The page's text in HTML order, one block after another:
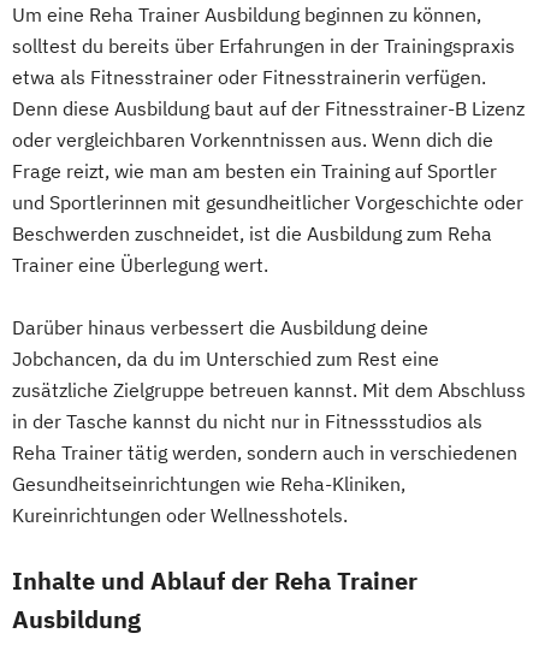
Gesundheitsmanagement
Gesundheitscoach
Heilpraktiker - Vorbereitung auf die
amtsärztliche Überprüfung
Ketogene Ernährung
Kindersport Trainer
Krankheitsbilder im Gesundheitssport
Life Coach
Spiroergometrie im Gesundheitssport
Stress- und Burnout-Coach
Wellness- und Spa-Management
Um eine Reha Trainer Ausbildung beginnen zu können,
solltest du bereits über Erfahrungen in der Trainingspraxis
etwa als Fitnesstrainer oder Fitnesstrainerin verfügen.
Denn diese Ausbildung baut auf der Fitnesstrainer-B Lizenz
oder vergleichbaren Vorkenntnissen aus. Wenn dich die
Frage reizt, wie man am besten ein Training auf Sportler
und Sportlerinnen mit gesundheitlicher Vorgeschichte oder
Beschwerden zuschneidet, ist die Ausbildung zum Reha
Trainer eine Überlegung wert.
Darüber hinaus verbessert die Ausbildung deine
Jobchancen, da du im Unterschied zum Rest eine
zusätzliche Zielgruppe betreuen kannst. Mit dem Abschluss
in der Tasche kannst du nicht nur in Fitnessstudios als
Reha Trainer tätig werden, sondern auch in verschiedenen
Gesundheitseinrichtungen wie Reha-Kliniken,
Kureinrichtungen oder Wellnesshotels.
Inhalte und Ablauf der Reha Trainer
Ausbildung